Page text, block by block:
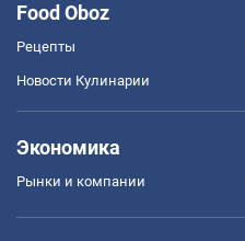
Food Oboz
Рецепты
Новости Кулинарии
Экономика
Рынки и компании